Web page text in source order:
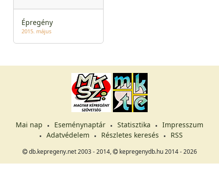
Épregény
2015. május
Mai nap Eseménynaptár Statisztika
Impresszum
Adatvédelem
Részletes keresés RSS
db.kepregeny.net 2003 - 2014, kepregenydb.hu 2014 - 2026